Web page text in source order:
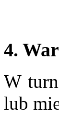
4.
W
lub